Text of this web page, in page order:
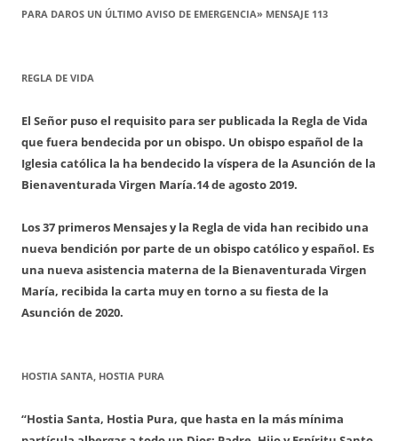
PARA DAROS UN ÚLTIMO AVISO DE EMERGENCIA» MENSAJE 113
REGLA DE VIDA
El Señor puso el requisito para ser publicada la Regla de Vida
que fuera bendecida por un obispo. Un obispo español de la
Iglesia católica la ha bendecido la víspera de la Asunción de la
Bienaventurada Virgen María.14 de agosto 2019.
Los 37 primeros Mensajes y la Regla de vida han recibido una
nueva bendición por parte de un obispo católico y español. Es
una nueva asistencia materna de la Bienaventurada Virgen
María, recibida la carta muy en torno a su fiesta de la
Asunción de 2020.
HOSTIA SANTA, HOSTIA PURA
“Hostia Santa, Hostia Pura, que hasta en la más mínima